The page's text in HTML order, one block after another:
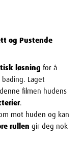
og Pustende
løsning for å
Laget
filmen hudens
.
mot huden og kan
rullen gir deg nok